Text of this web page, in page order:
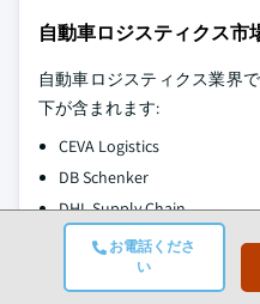
お電話くださ
い
自動車ロジスティクス市
自動車ロジスティクス業界
下が含まれます:
CEVA Logistics
DB Schenker
DHL Supply Chain
Hellmann Worldwide